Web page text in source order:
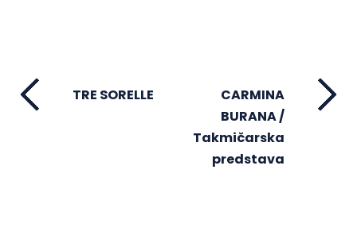
TRE SORELLE
CARMINA
BURANA /
Takmičarska
predstava